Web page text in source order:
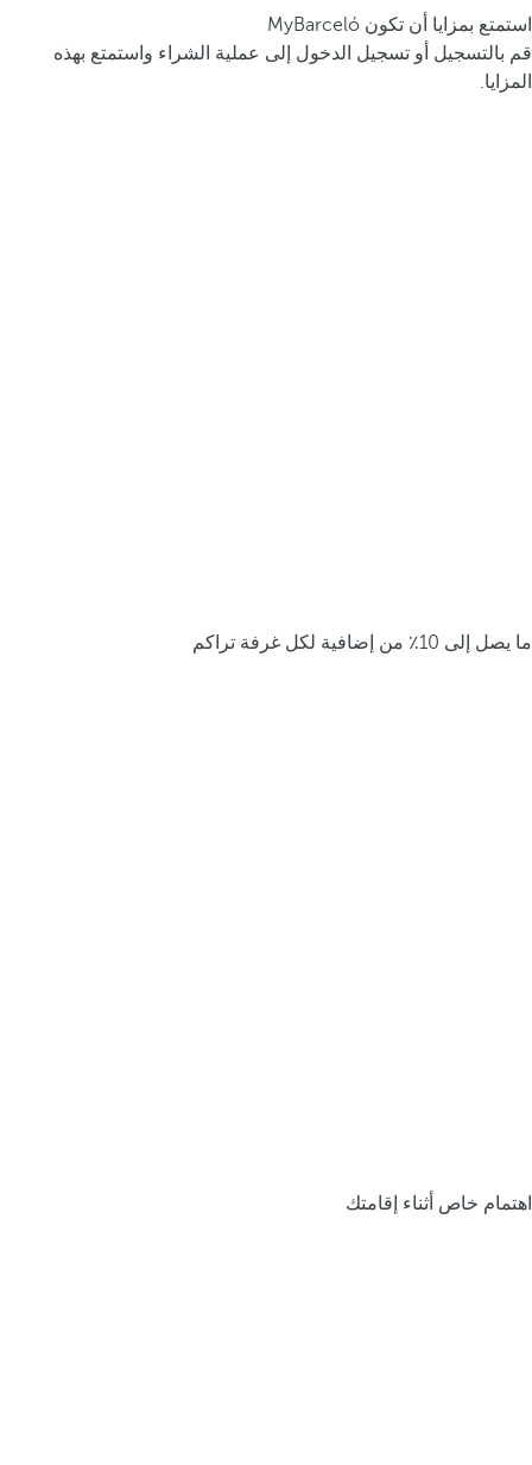
استمتع بمزايا أن تكون MyBarceló
قم بالتسجيل أو تسجيل الدخول إلى عملية الشراء واستمتع بهذه
المزايا.
ما يصل إلى 10٪ من إضافية لكل غرفة تراكم
اهتمام خاص أثناء إقامتك